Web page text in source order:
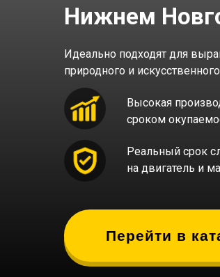
Нижнем
Идеально подходят для
природного и
Высокая
сроком
Реальный срок
на двигатель и
Перейти в